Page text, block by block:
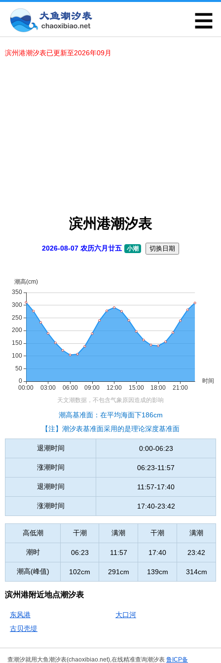
滨州港潮汐表已更新至2026年09月
滨州港潮汐表
2026-08-07 农历六月廿五 小潮 切换日期
潮高基准面：在平均海面下186cm
【注】潮汐表基准面采用的是理论深度基准面
退潮时间 0:00-06:23
涨潮时间 06:23-11:57
退潮时间 11:57-17:40
涨潮时间 17:40-23:42
高低潮 干潮 满潮 干潮 满潮
潮时 06:23 11:57 17:40 23:42
潮高(峰值) 102cm 291cm 139cm 314cm
滨州港附近地点潮汐表
东风港
大口河
古贝壳堤
查潮汐就用大鱼潮汐表(chaoxibiao.net),在线精准查询潮汐表 鲁ICP备